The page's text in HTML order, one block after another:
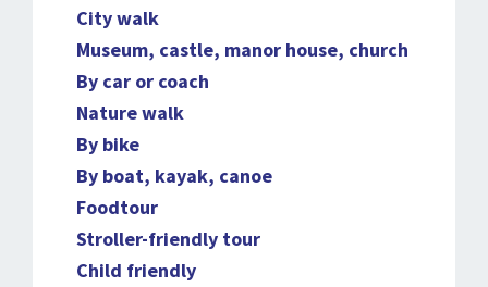
City walk
Museum, castle, manor house, church
By car or coach
Nature walk
By bike
By boat, kayak, canoe
Foodtour
Stroller-friendly tour
Child friendly